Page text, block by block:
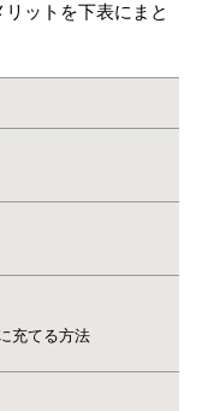
ットを下表にまと
充てる方法